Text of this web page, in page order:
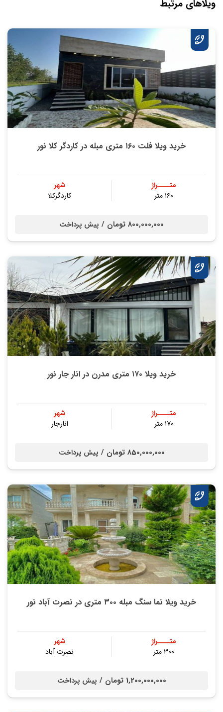
ویلاهای مرتبط
خرید ویلا فلت ۱۶۰ متری مبله در کاردگر کلا نور
متــــراژ
۱۶۰ متر
شهر
کاردگرکلا
800,000,000 تومان / پیش پرداخت
خرید ویلا ۱۷۰ متری مدرن در انار جار نور
متــــراژ
۱۷۰ متر
شهر
انارجار
850,000,000 تومان / پیش پرداخت
خرید ویلا نما سنگ مبله ۳۰۰ متری در نصرت آباد نور
متــــراژ
۳۰۰ متر
شهر
نصرت آباد
1,200,000,000 تومان / پیش پرداخت